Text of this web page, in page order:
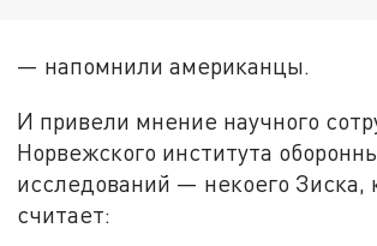
— напомнили американцы.
И привели мнение научного
Норвежского института
исследований — некоего Зиска,
считает: